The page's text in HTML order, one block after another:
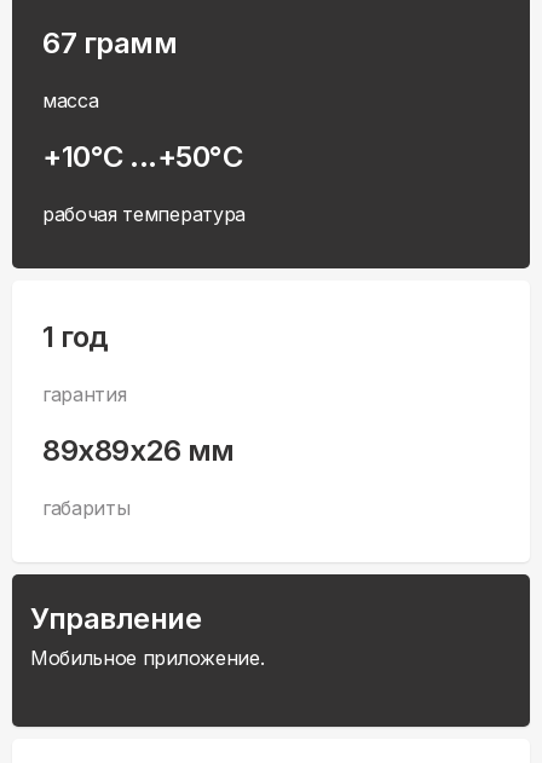
67 грамм
масса
+10°С ...+50°С
рабочая температура
1 год
гарантия
89x89x26 мм
габариты
Управление
Мобильное приложение.